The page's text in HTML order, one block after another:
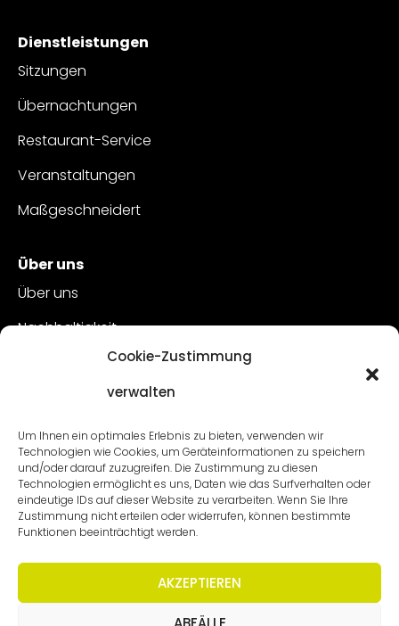
Cookie-Zustimmung
verwalten
Um Ihnen ein optimales Erlebnis zu bieten, verwenden wir
Technologien wie Cookies, um Geräteinformationen zu speichern
und/oder darauf zuzugreifen. Die Zustimmung zu diesen
Technologien ermöglicht es uns, Daten wie das Surfverhalten oder
eindeutige IDs auf dieser Website zu verarbeiten. Wenn Sie Ihre
Zustimmung nicht erteilen oder widerrufen, können bestimmte
Funktionen beeinträchtigt werden.
AKZEPTIEREN
Dienstleistungen
Sitzungen
Übernachtungen
Restaurant-Service
Veranstaltungen
Maßgeschneidert
Über uns
Über uns
Nachhaltigkeit
Kundenbetreuung
Offene Stellen
Kontakt